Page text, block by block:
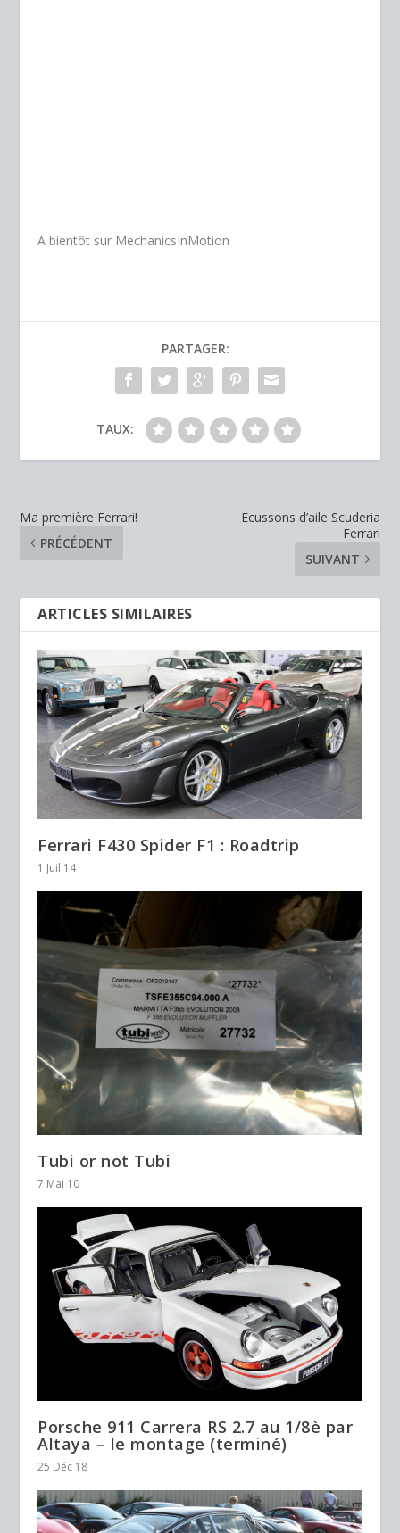
A bientôt sur MechanicsInMotion
PARTAGER:
TAUX:
Ma première Ferrari!
PRÉCÉDENT
Ecussons d’aile Scuderia
Ferrari
SUIVANT
ARTICLES SIMILAIRES
Ferrari F430 Spider F1 : Roadtrip
1 Juil 14
Tubi or not Tubi
7 Mai 10
Porsche 911 Carrera RS 2.7 au 1/8è par
Altaya – le montage (terminé)
25 Déc 18